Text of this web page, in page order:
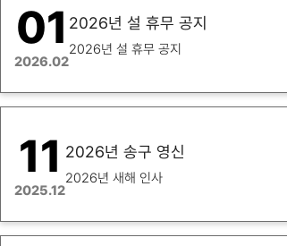
01
2026.02
2026년 설 휴무 공지
2026년 설 휴무 공지
11
2025.12
2026년 송구 영신
2026년 새해 인사